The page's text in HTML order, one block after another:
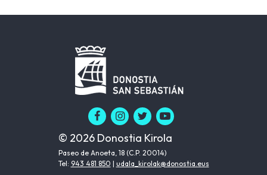
© 2026 Donostia Kirola
Paseo de Anoeta, 18 (C.P. 20014)
Tel: 943 481 850 | udala_kirolak@donostia.eus